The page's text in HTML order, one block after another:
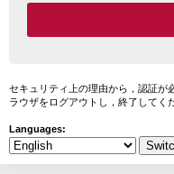
セキュリティ上の理由から，認証が
ラウザをログアウトし，終了してく
Languages: